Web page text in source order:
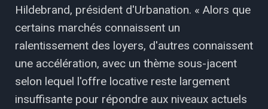
Hildebrand, président d'Urbanation. « Alors que
certains marchés connaissent un
ralentissement des loyers, d'autres connaissent
une accélération, avec un thème sous-jacent
selon lequel l'offre locative reste largement
insuffisante pour répondre aux niveaux actuels